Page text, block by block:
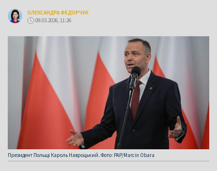
ОЛЕКСАНДРА ФЕДОРЧУК
09.03.2026, 11:26
Президент Польщі Кароль Навроцький. Фото: PAP/Marcin Obara